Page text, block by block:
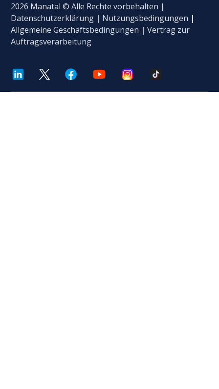
2026 Manatal © Alle Rechte vorbehalten |
Datenschutzerklärung | Nutzungsbedingungen |
Allgemeine Geschäftsbedingungen | Vertrag zur
Auftragsverarbeitung